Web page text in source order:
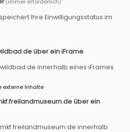
jeweils 14-17 Uhr
in der
und Aisch
Ihre Einwilligungsstatus im
über ein iFrame
innerhalb eines iFrames
externe Inhalte
über ein
innerhalb